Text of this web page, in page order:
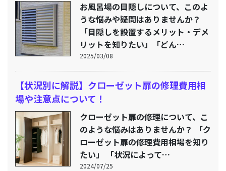
お風呂場の目隠しについて、このよ
うな悩みや疑問はありませんか？
「目隠しを設置するメリット・デメ
リットを知りたい」「どん…
2025/03/08
【状況別に解説】クローゼット扉の修理費用相
場や注意点について！
クローゼット扉の修理について、こ
のような悩みはありませんか？ 「ク
ローゼット扉の修理費用相場を知り
たい」 「状況によって…
2024/07/25